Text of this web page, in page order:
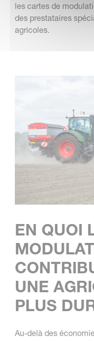
les cartes de
des prestataires
agricoles.
EN QUOI
UNE
PLUS
Au-delà des